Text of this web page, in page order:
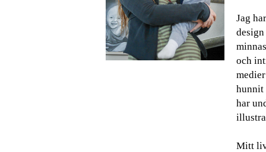
Jag
design
och
hunnit
har
Mitt